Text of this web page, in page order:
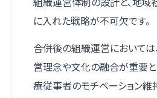
に入れた戦略が不可欠です。
合併後の組織運営においては
営理念や文化の融合が重要と
療従事者のモチベーション維